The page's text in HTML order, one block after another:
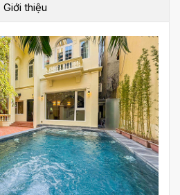
Giới thiệu